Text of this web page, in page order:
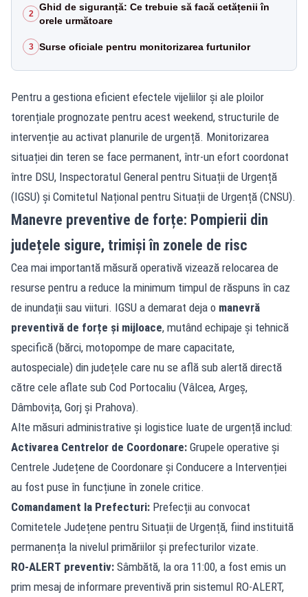
2
Ghid de siguranță: Ce trebuie să facă cetățenii în
orele următoare
3 Surse oficiale pentru monitorizarea furtunilor
Pentru a gestiona eficient efectele vijeliilor și ale ploilor
torențiale prognozate pentru acest weekend, structurile de
intervenție au activat planurile de urgență. Monitorizarea
situației din teren se face permanent, într-un efort coordonat
între DSU, Inspectoratul General pentru Situații de Urgență
(IGSU) și Comitetul Național pentru Situații de Urgență (CNSU).
Manevre preventive de forțe: Pompierii din
județele sigure, trimiși în zonele de risc
Cea mai importantă măsură operativă vizează relocarea de
resurse pentru a reduce la minimum timpul de răspuns în caz
de inundații sau viituri. IGSU a demarat deja o manevră
preventivă de forțe și mijloace, mutând echipaje și tehnică
specifică (bărci, motopompe de mare capacitate,
autospeciale) din județele care nu se află sub alertă directă
către cele aflate sub Cod Portocaliu (Vâlcea, Argeș,
Dâmbovița, Gorj și Prahova).
Alte măsuri administrative și logistice luate de urgență includ:
Activarea Centrelor de Coordonare: Grupele operative și
Centrele Județene de Coordonare și Conducere a Intervenției
au fost puse în funcțiune în zonele critice.
Comandament la Prefecturi: Prefecții au convocat
Comitetele Județene pentru Situații de Urgență, fiind instituită
permanența la nivelul primăriilor și prefecturilor vizate.
RO-ALERT preventiv: Sâmbătă, la ora 11:00, a fost emis un
prim mesaj de informare preventivă prin sistemul RO-ALERT,